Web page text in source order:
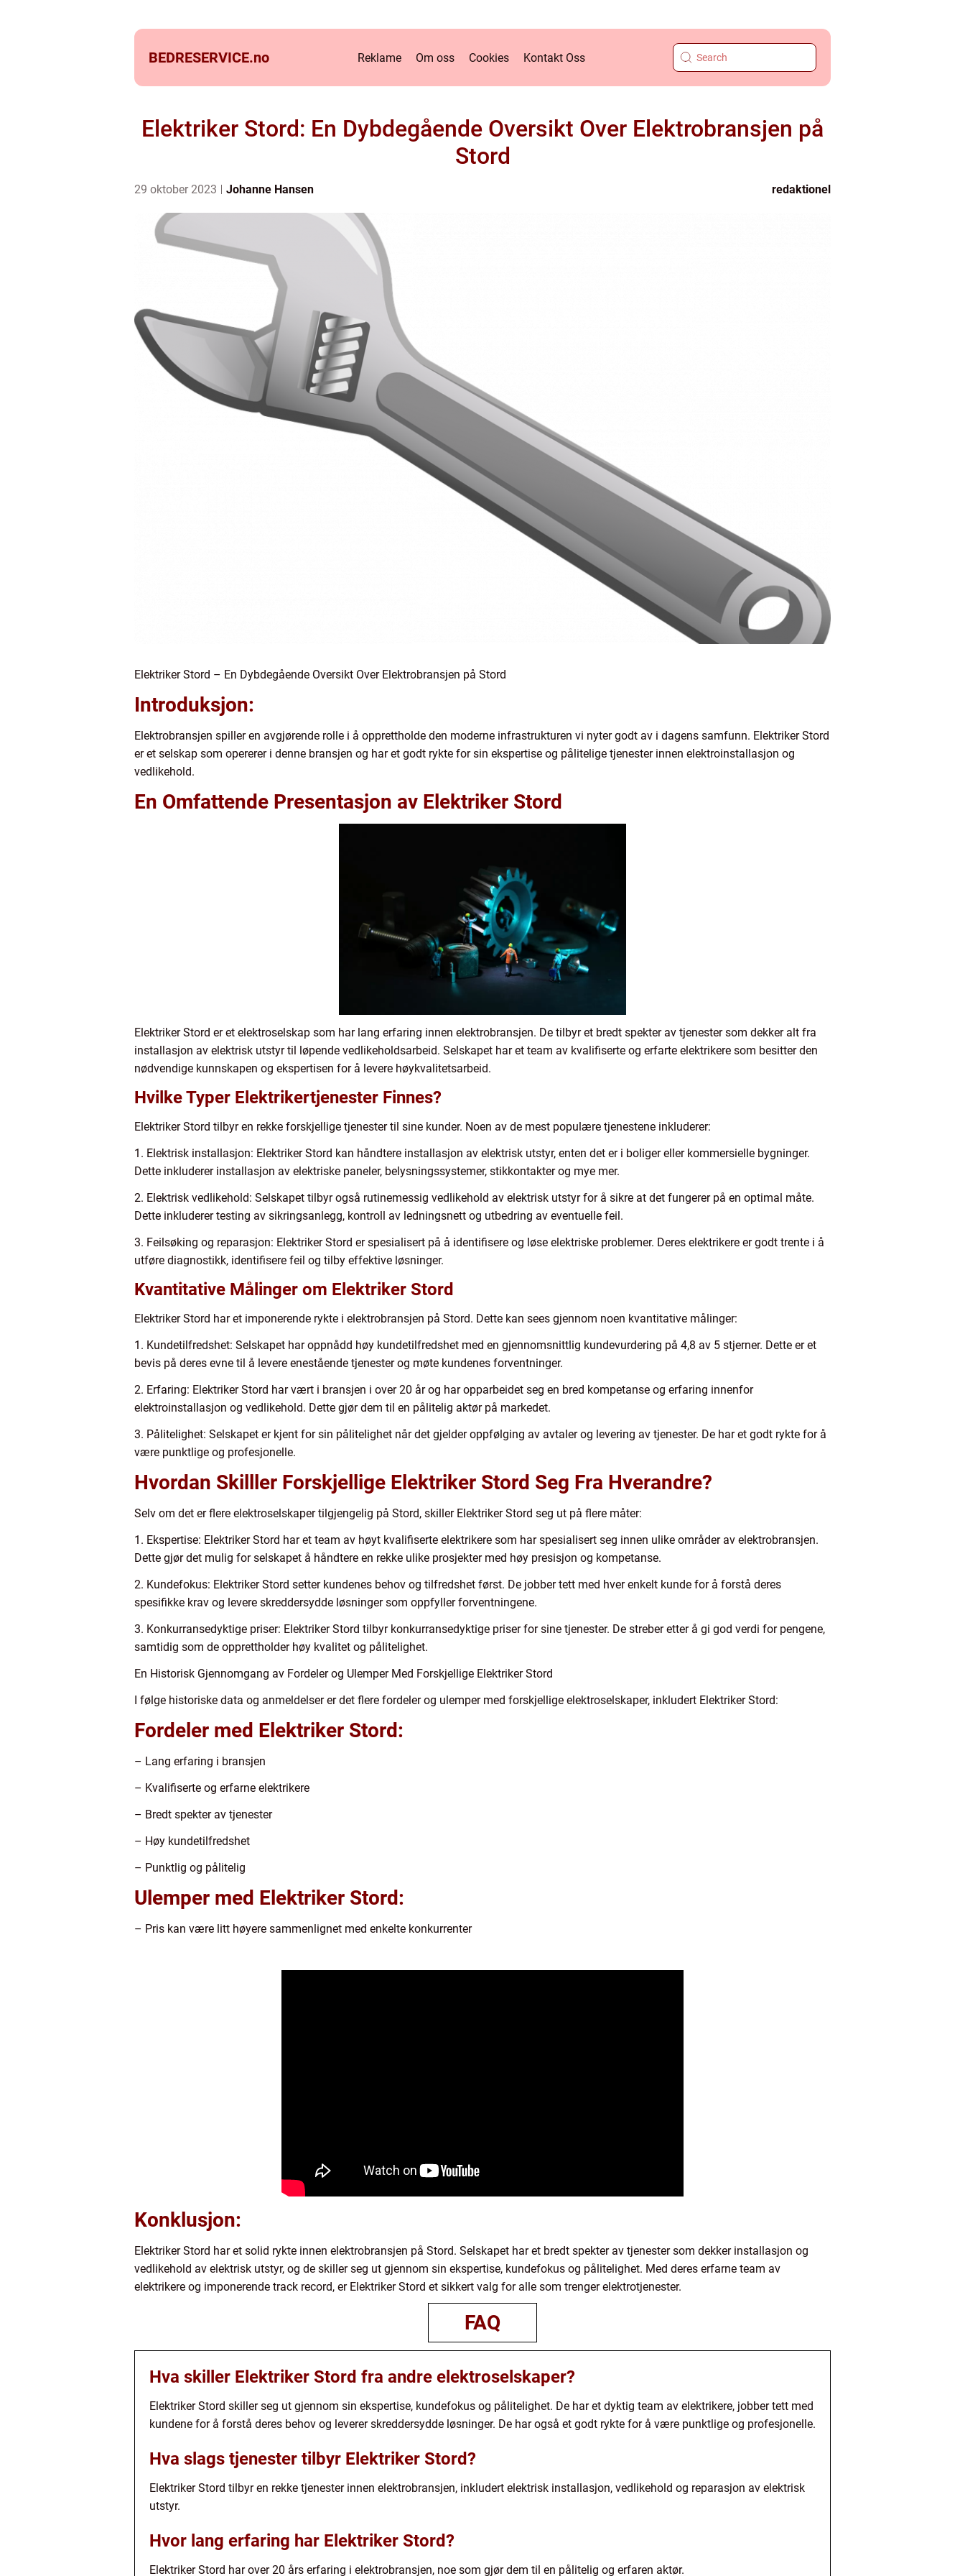
BEDRESERVICE.no Reklame Om oss Cookies Kontakt Oss
Elektriker Stord: En Dybdegående Oversikt Over Elektrobransjen på
Stord
29 oktober 2023 Johanne Hansen redaktionel
Elektriker Stord – En Dybdegående Oversikt Over Elektrobransjen på Stord
Introduksjon:
Elektrobransjen spiller en avgjørende rolle i å opprettholde den moderne infrastrukturen vi nyter godt av i dagens samfunn. Elektriker Stord
er et selskap som opererer i denne bransjen og har et godt rykte for sin ekspertise og pålitelige tjenester innen elektroinstallasjon og
vedlikehold.
En Omfattende Presentasjon av Elektriker Stord
Elektriker Stord er et elektroselskap som har lang erfaring innen elektrobransjen. De tilbyr et bredt spekter av tjenester som dekker alt fra
installasjon av elektrisk utstyr til løpende vedlikeholdsarbeid. Selskapet har et team av kvalifiserte og erfarte elektrikere som besitter den
nødvendige kunnskapen og ekspertisen for å levere høykvalitetsarbeid.
Hvilke Typer Elektrikertjenester Finnes?
Elektriker Stord tilbyr en rekke forskjellige tjenester til sine kunder. Noen av de mest populære tjenestene inkluderer:
1. Elektrisk installasjon: Elektriker Stord kan håndtere installasjon av elektrisk utstyr, enten det er i boliger eller kommersielle bygninger.
Dette inkluderer installasjon av elektriske paneler, belysningssystemer, stikkontakter og mye mer.
2. Elektrisk vedlikehold: Selskapet tilbyr også rutinemessig vedlikehold av elektrisk utstyr for å sikre at det fungerer på en optimal måte.
Dette inkluderer testing av sikringsanlegg, kontroll av ledningsnett og utbedring av eventuelle feil.
3. Feilsøking og reparasjon: Elektriker Stord er spesialisert på å identifisere og løse elektriske problemer. Deres elektrikere er godt trente i å
utføre diagnostikk, identifisere feil og tilby effektive løsninger.
Kvantitative Målinger om Elektriker Stord
Elektriker Stord har et imponerende rykte i elektrobransjen på Stord. Dette kan sees gjennom noen kvantitative målinger:
1. Kundetilfredshet: Selskapet har oppnådd høy kundetilfredshet med en gjennomsnittlig kundevurdering på 4,8 av 5 stjerner. Dette er et
bevis på deres evne til å levere enestående tjenester og møte kundenes forventninger.
2. Erfaring: Elektriker Stord har vært i bransjen i over 20 år og har opparbeidet seg en bred kompetanse og erfaring innenfor
elektroinstallasjon og vedlikehold. Dette gjør dem til en pålitelig aktør på markedet.
3. Pålitelighet: Selskapet er kjent for sin pålitelighet når det gjelder oppfølging av avtaler og levering av tjenester. De har et godt rykte for å
være punktlige og profesjonelle.
Hvordan Skilller Forskjellige Elektriker Stord Seg Fra Hverandre?
Selv om det er flere elektroselskaper tilgjengelig på Stord, skiller Elektriker Stord seg ut på flere måter:
1. Ekspertise: Elektriker Stord har et team av høyt kvalifiserte elektrikere som har spesialisert seg innen ulike områder av elektrobransjen.
Dette gjør det mulig for selskapet å håndtere en rekke ulike prosjekter med høy presisjon og kompetanse.
2. Kundefokus: Elektriker Stord setter kundenes behov og tilfredshet først. De jobber tett med hver enkelt kunde for å forstå deres
spesifikke krav og levere skreddersydde løsninger som oppfyller forventningene.
3. Konkurransedyktige priser: Elektriker Stord tilbyr konkurransedyktige priser for sine tjenester. De streber etter å gi god verdi for pengene,
samtidig som de opprettholder høy kvalitet og pålitelighet.
En Historisk Gjennomgang av Fordeler og Ulemper Med Forskjellige Elektriker Stord
I følge historiske data og anmeldelser er det flere fordeler og ulemper med forskjellige elektroselskaper, inkludert Elektriker Stord:
Fordeler med Elektriker Stord:
– Lang erfaring i bransjen
– Kvalifiserte og erfarne elektrikere
– Bredt spekter av tjenester
– Høy kundetilfredshet
– Punktlig og pålitelig
Ulemper med Elektriker Stord:
– Pris kan være litt høyere sammenlignet med enkelte konkurrenter
Konklusjon:
Elektriker Stord har et solid rykte innen elektrobransjen på Stord. Selskapet har et bredt spekter av tjenester som dekker installasjon og
vedlikehold av elektrisk utstyr, og de skiller seg ut gjennom sin ekspertise, kundefokus og pålitelighet. Med deres erfarne team av
elektrikere og imponerende track record, er Elektriker Stord et sikkert valg for alle som trenger elektrotjenester.
FAQ
Hva skiller Elektriker Stord fra andre elektroselskaper?
Elektriker Stord skiller seg ut gjennom sin ekspertise, kundefokus og pålitelighet. De har et dyktig team av elektrikere, jobber tett med
kundene for å forstå deres behov og leverer skreddersydde løsninger. De har også et godt rykte for å være punktlige og profesjonelle.
Hva slags tjenester tilbyr Elektriker Stord?
Elektriker Stord tilbyr en rekke tjenester innen elektrobransjen, inkludert elektrisk installasjon, vedlikehold og reparasjon av elektrisk
utstyr.
Hvor lang erfaring har Elektriker Stord?
Elektriker Stord har over 20 års erfaring i elektrobransjen, noe som gjør dem til en pålitelig og erfaren aktør.